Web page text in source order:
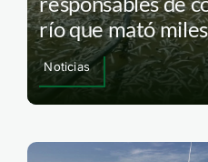
río que mató
Noticias